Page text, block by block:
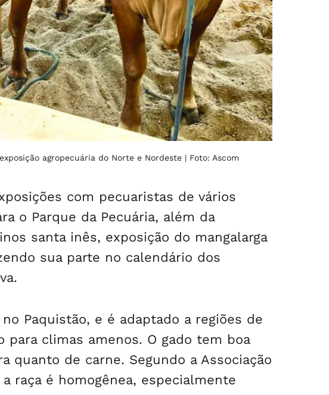
agropecuária do Norte e Nordeste | Foto: Ascom
com pecuaristas de vários
o Parque da Pecuária, além da
santa inês, exposição do mangalarga
sua parte no calendário dos
Paquistão, e é adaptado a regiões de
climas amenos. O gado tem boa
quanto de carne. Segundo a Associação
raça é homogênea, especialmente